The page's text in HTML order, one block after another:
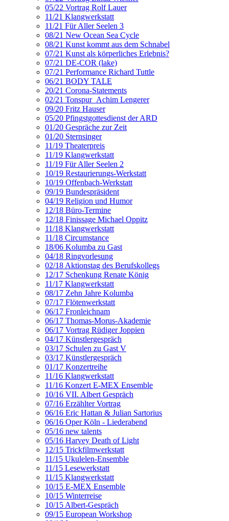
05/22 Vortrag Rolf Lauer
11/21 Klangwerkstatt
11/21 Für Aller Seelen 3
08/21 New Ocean Sea Cycle
08/21 Kunst kommt aus dem Schnabel
07/21 Kunst als körperliches Erlebnis?
07/21 DE-COR (lake)
07/21 Performance Richard Tuttle
06/21 BODY TALE
20/21 Corona-Statements
02/21 Tonspur_Achim Lengerer
09/20 Fritz Hauser
05/20 Pfingstgottesdienst der ARD
01/20 Gespräche zur Zeit
01/20 Sternsinger
11/19 Theaterpreis
11/19 Klangwerkstatt
11/19 Für Aller Seelen 2
10/19 Restaurierungs-Werkstatt
10/19 Offenbach-Werkstatt
09/19 Bundespräsident
04/19 Religion und Humor
12/18 Büro-Termine
12/18 Finissage Michael Oppitz
11/18 Klangwerkstatt
11/18 Circumstance
18/06 Kolumba zu Gast
04/18 Ringvorlesung
02/18 Aktionstag des Berufskollegs
12/17 Schenkung Renate König
11/17 Klangwerkstatt
08/17 Zehn Jahre Kolumba
07/17 Flötenwerkstatt
06/17 Fronleichnam
06/17 Thomas-Morus-Akademie
06/17 Vortrag Rüdiger Joppien
04/17 Künstlergespräch
03/17 Schulen zu Gast V
03/17 Künstlergespräch
01/17 Konzertreihe
11/16 Klangwerkstatt
11/16 Konzert E-MEX Ensemble
10/16 VII. Albert Gespräch
07/16 Erzählter Vortrag
06/16 Eric Hattan & Julian Sartorius
06/16 Oper Köln - Liederabend
05/16 new talents
05/16 Harvey Death of Light
12/15 Trickfilmwerkstatt
11/15 Ukulelen-Ensemble
11/15 Lesewerkstatt
11/15 Klangwerkstatt
10/15 E-MEX Ensemble
10/15 Winterreise
10/15 Albert-Gespräch
09/15 European Workshop